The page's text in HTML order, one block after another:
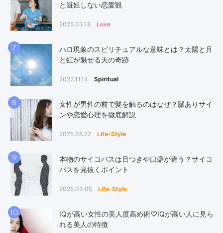
と避妊しない恋愛観
2025.03.18 Love
7
ハロ現象のスピリチュアルな意味とは？太陽と月
と虹が魅せる天の奇跡
2022.11.14 Spiritual
8
女性が男性の前で髪を触るのはなぜ？脈ありサイ
ンや恋愛心理を徹底解説
2025.08.22 Life-Style
9
本物のサイコパスは目つきや口癖が違う？サイコ
パスを見抜くポイント
2025.03.05 Life-Style
10
IQが高い女性の美人度高め術♡IQが高い人に見ら
れる美人の特徴